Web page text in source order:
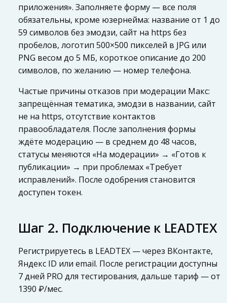
приложения». Заполняете форму — все поля
обязательны, кроме юзернейма: название от 1 до
59 символов без эмодзи, сайт на https без
пробелов, логотип 500×500 пикселей в JPG или
PNG весом до 5 МБ, короткое описание до 200
символов, по желанию — номер телефона.
Частые причины отказов при модерации Макс:
запрещённая тематика, эмодзи в названии, сайт
не на https, отсутствие контактов
правообладателя. После заполнения формы
ждёте модерацию — в среднем до 48 часов,
статусы меняются «На модерации» → «Готов к
публикации» → при проблемах «Требует
исправлений». После одобрения становится
доступен токен.
Шаг 2. Подключение к LEADTEX
Регистрируетесь в LEADTEX — через ВКонтакте,
Яндекс ID или email. После регистрации доступны
7 дней PRO для тестирования, дальше тариф — от
1390 ₽/мес.